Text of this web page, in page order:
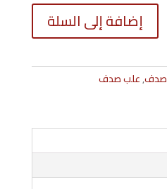
كمية
محار
إضافة إلى السلة
صدف,علب صدف